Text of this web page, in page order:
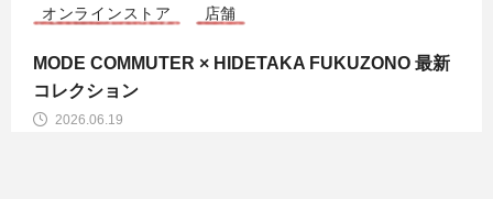
2026.05.29
店舗
HORN GARMENT × TOM and JERRYコラボレーシ
ョン最新作が登場！